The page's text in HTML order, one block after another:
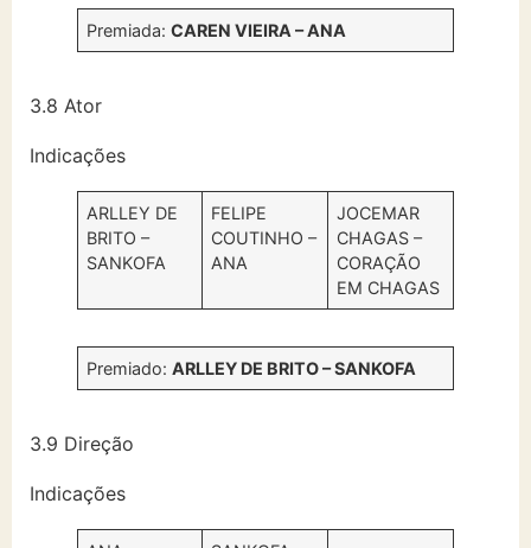
Premiada:CAREN VIEIRA – ANA
3.8 Ator
Indicações
ARLLEY DE
BRITO –
SANKOFA
FELIPE
COUTINHO –
ANA
JOCEMAR
CHAGAS –
CORAÇÃO
EM CHAGAS
Premiado:ARLLEY DE BRITO – SANKOFA
3.9 Direção
Indicações